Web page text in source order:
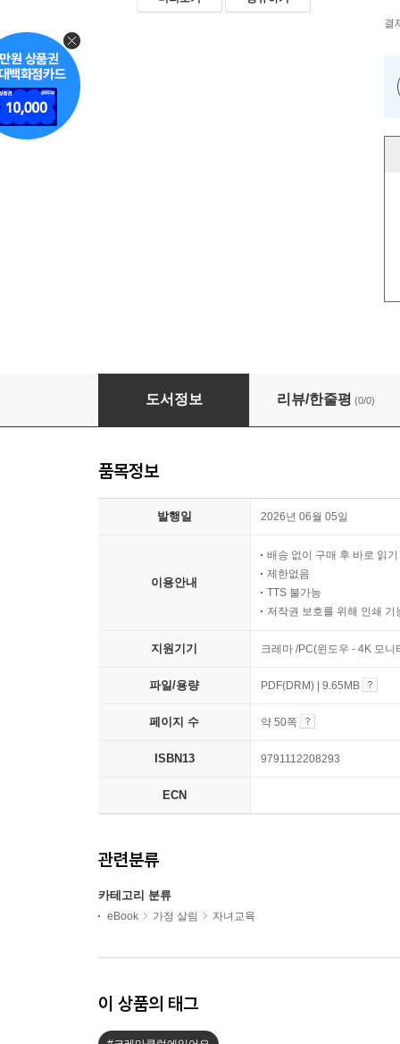
결
방귀를찾아라!
도서정보 리뷰/한줄평 (0/0)
품목정보
발행일 2026년 06월 05일
이용안내
배송 없이 구매 후 바로 읽기
제한없음
TTS 불가능
저작권 보호를 위해 인쇄 기
지원기기 크레마 /PC(윈도우 - 4K 모
파일/용량 PDF(DRM) | 9.65MB
페이지 수 약 50쪽
ISBN13 9791112208293
ECN
관련분류
카테고리 분류
eBook 가정 살림 자녀교육
이 상품의 태그